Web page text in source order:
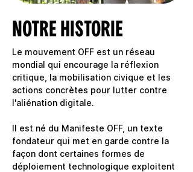
NOTRE HISTORIE
Le mouvement OFF est un réseau
mondial qui encourage la réflexion
critique, la mobilisation civique et les
actions concrètes pour lutter contre
l'aliénation digitale.
Il est né du Manifeste OFF, un texte
fondateur qui met en garde contre la
façon dont certaines formes de
déploiement technologique exploitent